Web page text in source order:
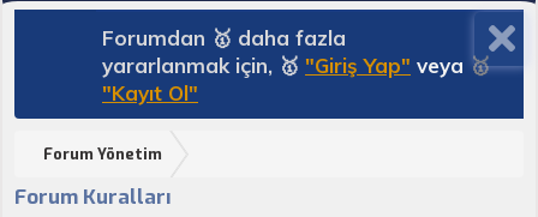
Forumdan 🥇 daha fazla
yararlanmak için, 🥇 "Giriş Yap" veya 🥇
"Kayıt Ol"
Forum Yönetim
Forum Kuralları